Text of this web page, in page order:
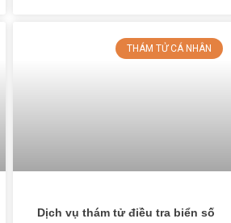
THÁM TỬ CÁ NHÂN
Dịch vụ thám tử điều tra biển số